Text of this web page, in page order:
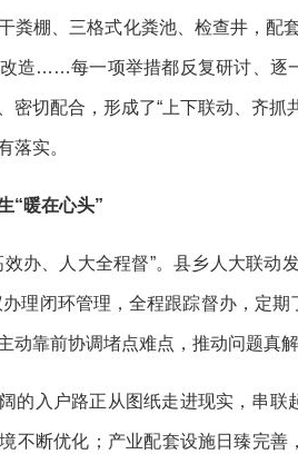
粪棚、三格式化粪池、检查井，配
造……每一项举措都反复研讨、逐
密切配合，形成了“上下联动、齐抓
落实。
“暖在心头”
办、人大全程督”。县乡人大联动
理闭环管理，全程跟踪督办，定
动靠前协调堵点难点，推动问题真
的入户路正从图纸走进现实，串
不断优化；产业配套设施日臻完